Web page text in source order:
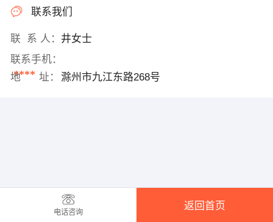
联系我们
联 系 人： 井女士
联系手机：
****
地 址： 滁州市九江东路268号
电话咨询
返回首页